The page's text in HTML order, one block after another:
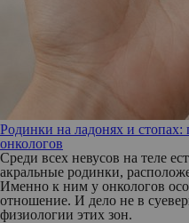
Родинки на ладонях и
онкологов
Среди всех невусов на теле
акральные родинки,
Именно к ним у онкологов
отношение. И дело не в
физиологии этих зон.